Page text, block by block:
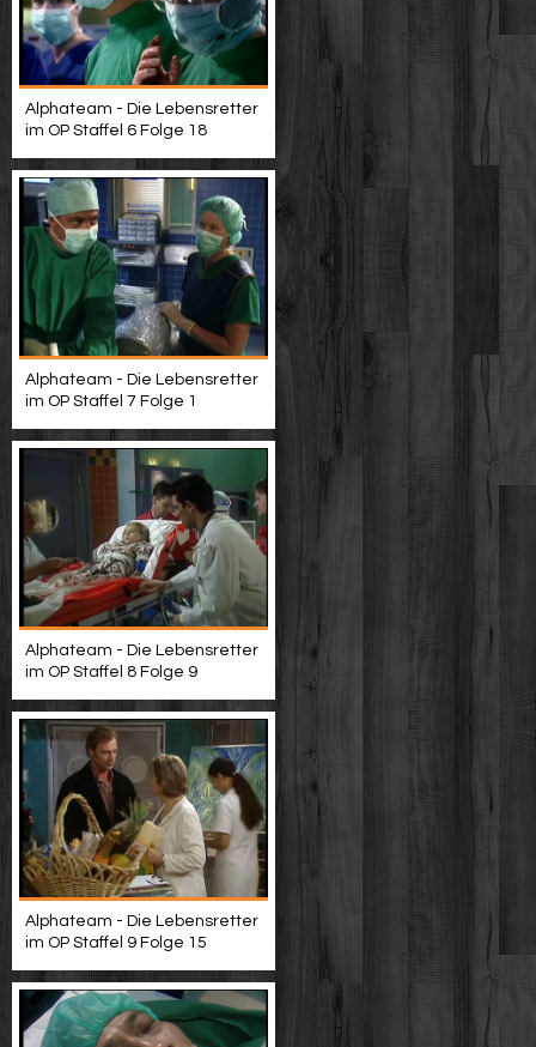
Alphateam - Die Lebensretter
im OP Staffel 6 Folge 18
Alphateam - Die Lebensretter
im OP Staffel 7 Folge 1
Alphateam - Die Lebensretter
im OP Staffel 8 Folge 9
Alphateam - Die Lebensretter
im OP Staffel 9 Folge 15